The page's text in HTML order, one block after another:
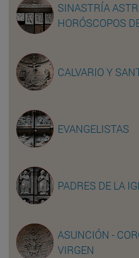
SINASTRÍA
HORÓSCOPOS
CALVARIO Y
EVANGELISTAS
PADRES DE LA
ASUNCIÓN -
VIRGEN